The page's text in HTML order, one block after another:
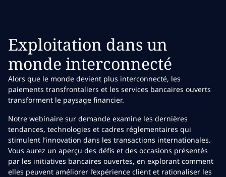
Exploitation dans un
monde interconnecté
Alors que le monde devient plus interconnecté, les
paiements transfrontaliers et les services bancaires ouverts
transforment le paysage financier.
Notre webinaire sur demande examine les dernières
tendances, technologies et cadres réglementaires qui
stimulent l’innovation dans les transactions internationales.
Vous aurez un aperçu des défis et des occasions présentés
par les initiatives bancaires ouvertes, en explorant comment
elles peuvent améliorer l’expérience client et rationaliser les